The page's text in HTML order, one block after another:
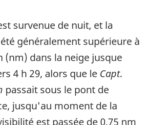
survenue de nuit, et la
généralement supérieure à
(nm) dans la neige jusque
4 h 29, alors que le Capt.
passait sous le pont de
jusqu'au moment de la
est passée de 0,75 nm